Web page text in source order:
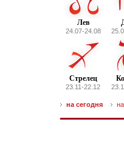
Лев
24.07-24.08
Стрелец
23.11-22.12
на сегодня